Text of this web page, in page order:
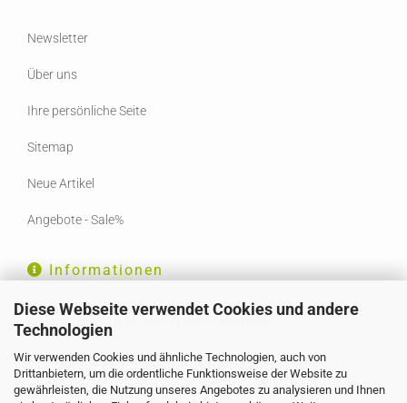
Diese Webseite verwendet Cookies und andere
Technologien
Wir verwenden Cookies und ähnliche Technologien, auch von
Drittanbietern, um die ordentliche Funktionsweise der Website zu
gewährleisten, die Nutzung unseres Angebotes zu analysieren und Ihnen
Newsletter
Über uns
Ihre persönliche Seite
Sitemap
Neue Artikel
Angebote - Sale%
Informationen
Widerrufsrecht & Muster-Widerrufsformular
Liefer- und Versandkosten
AGB